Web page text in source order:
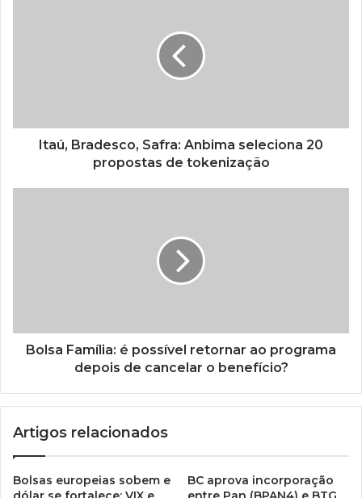
Itaú, Bradesco, Safra: Anbima seleciona 20
propostas de tokenização
Bolsa Família: é possível retornar ao programa
depois de cancelar o benefício?
Artigos relacionados
Bolsas europeias sobem e
BC aprova incorporação